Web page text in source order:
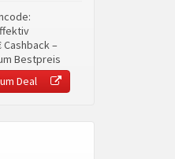
Cashback –
Bestpreis
Deal